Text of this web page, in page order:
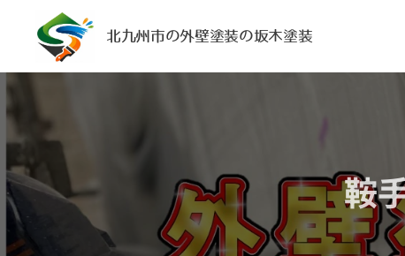
北九州市の外壁塗装の坂木塗装
鞍